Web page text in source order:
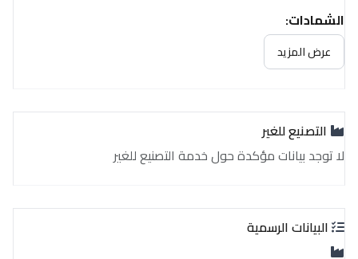
الشهادات:
غير متوفر حالياً
عرض المزيد
التصنيع للغير
لا توجد بيانات مؤكدة حول خدمة التصنيع للغير
البيانات الرسمية